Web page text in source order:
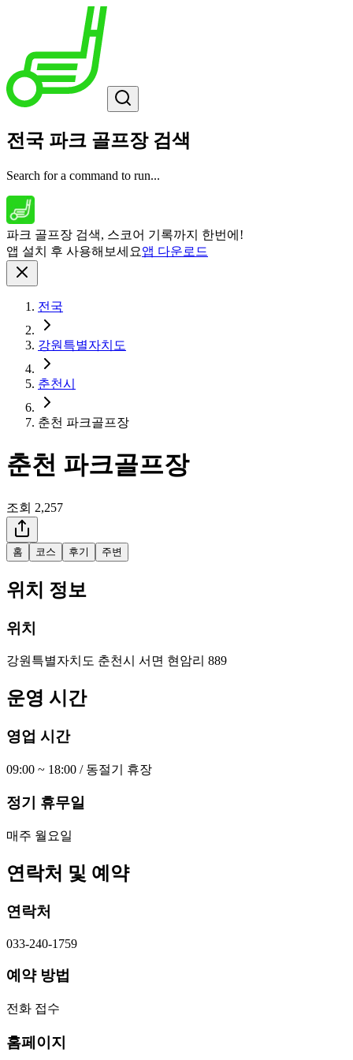
전국 파크 골프장 검색
Search for a command to run...
파크 골프장 검색, 스코어 기록까지 한번에!
앱 설치 후 사용해보세요앱 다운로드
전국
강원특별자치도
춘천시
춘천 파크골프장
춘천 파크골프장
조회 2,257
홈 코스 후기 주변
위치 정보
위치
강원특별자치도 춘천시 서면 현암리 889
운영 시간
영업 시간
09:00 ~ 18:00 / 동절기 휴장
정기 휴무일
매주 월요일
연락처 및 예약
연락처
033-240-1759
예약 방법
전화 접수
홈페이지